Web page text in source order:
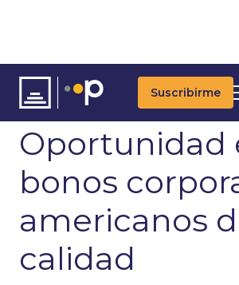
Suscribirme
ARTÍCULOS
Oportunidad
bonos
americanos
calidad